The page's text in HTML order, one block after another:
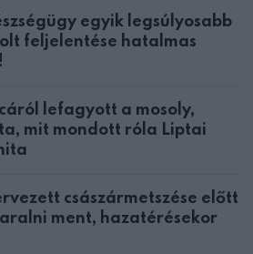
egyik legsúlyosabb
feljelentése hatalmas
lefagyott a mosoly,
mit mondott róla Liptai
császármetszése előtt
ment, hazatérésekor